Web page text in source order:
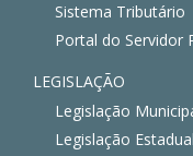
Sistema Tributário
Portal do Servidor
LEGISLAÇÃO
Legislação
Legislação Estadual